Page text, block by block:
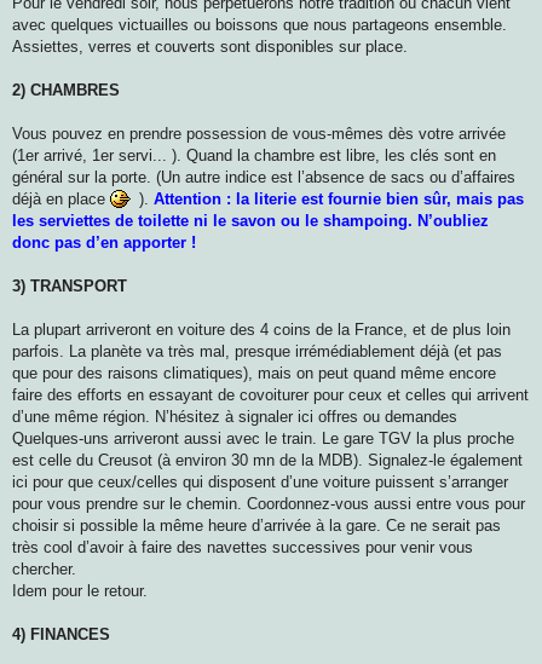
avec quelques victuailles ou boissons que nous partageons ensemble.
Assiettes, verres et couverts sont disponibles sur place.
2) CHAMBRES
Vous pouvez en prendre possession de vous-mêmes dès votre arrivée
(1er arrivé, 1er servi... ). Quand la chambre est libre, les clés sont en
général sur la porte. (Un autre indice est l’absence de sacs ou d’affaires
déjà en place
). Attention : la literie est fournie bien sûr, mais pas
les serviettes de toilette ni le savon ou le shampoing. N’oubliez
donc pas d’en apporter !
3) TRANSPORT
La plupart arriveront en voiture des 4 coins de la France, et de plus loin
parfois. La planète va très mal, presque irrémédiablement déjà (et pas
que pour des raisons climatiques), mais on peut quand même encore
faire des efforts en essayant de covoiturer pour ceux et celles qui arrivent
d’une même région. N’hésitez à signaler ici offres ou demandes
Quelques-uns arriveront aussi avec le train. Le gare TGV la plus proche
est celle du Creusot (à environ 30 mn de la MDB). Signalez-le également
ici pour que ceux/celles qui disposent d’une voiture puissent s’arranger
pour vous prendre sur le chemin. Coordonnez-vous aussi entre vous pour
choisir si possible la même heure d’arrivée à la gare. Ce ne serait pas
très cool d’avoir à faire des navettes successives pour venir vous
chercher.
Idem pour le retour.
4) FINANCES